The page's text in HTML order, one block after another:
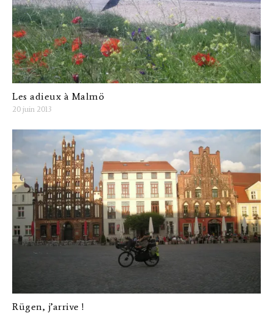
Les adieux à Malmö
20 juin 2013
Rügen, j’arrive !